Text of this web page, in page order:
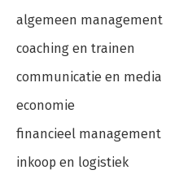
algemeen management
coaching en trainen
communicatie en media
economie
financieel management
inkoop en logistiek